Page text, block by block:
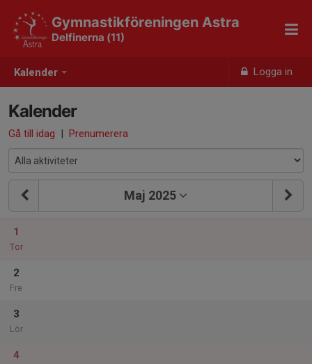
Kalender Logga in
Gymnastikföreningen Astra
Delfinerna (11)
Kalender
Gå till idag | Prenumerera
Maj 2025
1
Tor
2
Fre
3
Lör
4